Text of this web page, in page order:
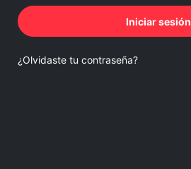
Iniciar sesión
¿Olvidaste tu contraseña?